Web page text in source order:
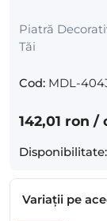
Piatră
Tăi
Cod: MDL-
142,01 ron /
Disponibilitate:
Variații pe